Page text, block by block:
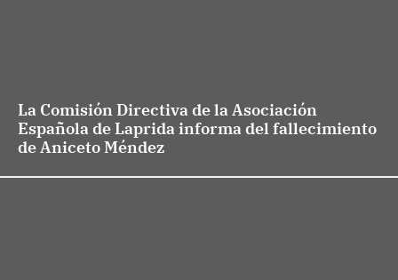
La Comisión Directiva de la Asociación
Española de Laprida informa del fallecimiento
de Aniceto Méndez